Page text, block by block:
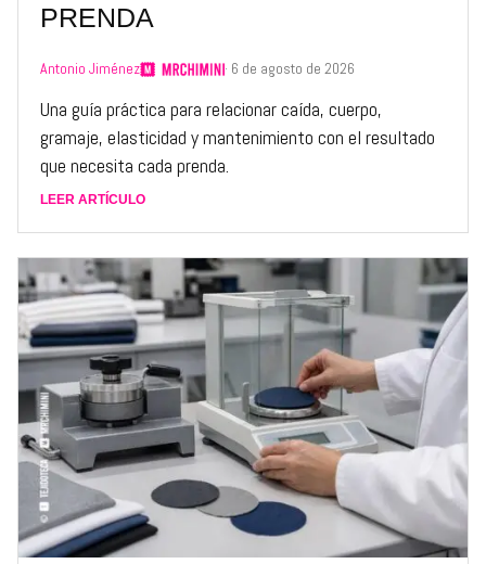
PRENDA
Antonio Jiménez · 6 de agosto de 2026
Una guía práctica para relacionar caída, cuerpo,
gramaje, elasticidad y mantenimiento con el resultado
que necesita cada prenda.
LEER ARTÍCULO